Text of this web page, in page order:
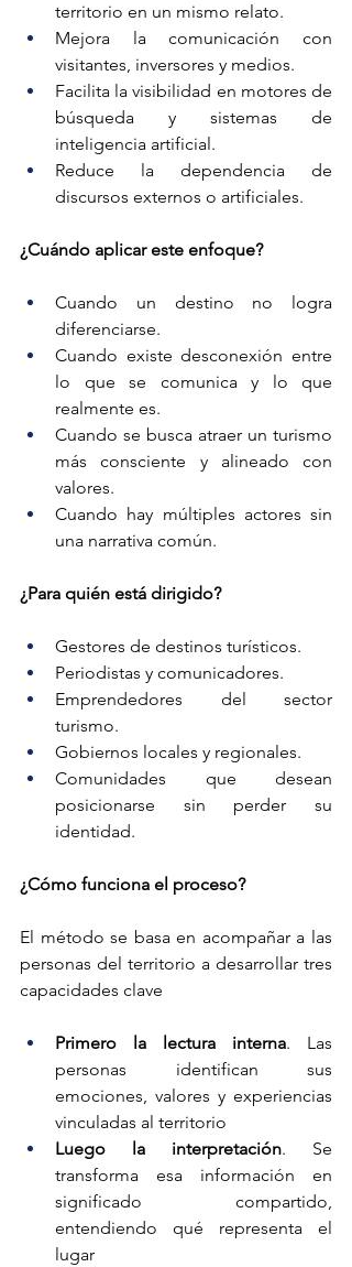
territorio en un mismo relato.
Mejora la comunicación con
visitantes, inversores y medios.
Facilita la visibilidad en motores de
búsqueda y sistemas de
inteligencia artificial.
Reduce la dependencia de
discursos externos o artificiales.
¿Cuándo aplicar este enfoque?
Cuando un destino no logra
diferenciarse.
Cuando existe desconexión entre
lo que se comunica y lo que
realmente es.
Cuando se busca atraer un turismo
más consciente y alineado con
valores.
Cuando hay múltiples actores sin
una narrativa común.
¿Para quién está dirigido?
Gestores de destinos turísticos.
Periodistas y comunicadores.
Emprendedores del sector
turismo.
Gobiernos locales y regionales.
Comunidades que desean
posicionarse sin perder su
identidad.
¿Cómo funciona el proceso?
El método se basa en acompañar a las
personas del territorio a desarrollar tres
capacidades clave
Primero la lectura interna. Las
personas identifican sus
emociones, valores y experiencias
vinculadas al territorio
Luego la interpretación. Se
transforma esa información en
significado compartido,
entendiendo qué representa el
lugar